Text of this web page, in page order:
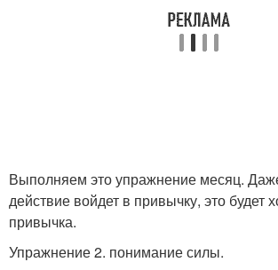
Выполняем это упражнение месяц.
действие войдет в привычку, это будет
привычка.
Упражнение 2. понимание силы.